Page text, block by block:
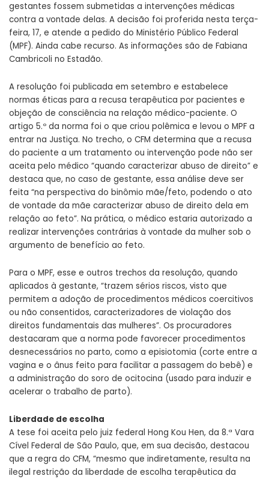
gestantes fossem submetidas a intervenções médicas
contra a vontade delas. A decisão foi proferida nesta terça-
feira, 17, e atende a pedido do Ministério Público Federal
(MPF). Ainda cabe recurso. As informações são de Fabiana
Cambricoli no Estadão.
A resolução foi publicada em setembro e estabelece
normas éticas para a recusa terapêutica por pacientes e
objeção de consciência na relação médico-paciente. O
artigo 5.º da norma foi o que criou polêmica e levou o MPF a
entrar na Justiça. No trecho, o CFM determina que a recusa
do paciente a um tratamento ou intervenção pode não ser
aceita pelo médico “quando caracterizar abuso de direito” e
destaca que, no caso de gestante, essa análise deve ser
feita “na perspectiva do binômio mãe/feto, podendo o ato
de vontade da mãe caracterizar abuso de direito dela em
relação ao feto”. Na prática, o médico estaria autorizado a
realizar intervenções contrárias à vontade da mulher sob o
argumento de benefício ao feto.
Para o MPF, esse e outros trechos da resolução, quando
aplicados à gestante, “trazem sérios riscos, visto que
permitem a adoção de procedimentos médicos coercitivos
ou não consentidos, caracterizadores de violação dos
direitos fundamentais das mulheres”. Os procuradores
destacaram que a norma pode favorecer procedimentos
desnecessários no parto, como a episiotomia (corte entre a
vagina e o ânus feito para facilitar a passagem do bebê) e
a administração do soro de ocitocina (usado para induzir e
acelerar o trabalho de parto).
Liberdade de escolha
A tese foi aceita pelo juiz federal Hong Kou Hen, da 8.ª Vara
Cível Federal de São Paulo, que, em sua decisão, destacou
que a regra do CFM, “mesmo que indiretamente, resulta na
ilegal restrição da liberdade de escolha terapêutica da